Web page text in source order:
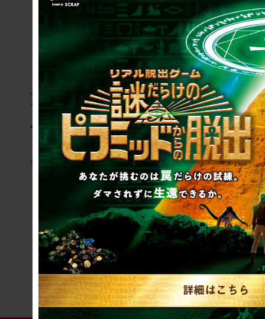
＜封筒を開け、ファン
たおまじないをして、
べきだったこと、した
見つけよう＞
すべきだったこと、
と」を見つけた
ヒントはこちら